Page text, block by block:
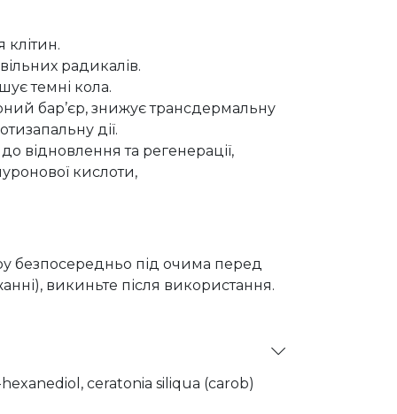
радикалів.
темні кола.
бар’єр, знижує трансдермальну
дії.
відновлення та регенерації,
кислоти,
безпосередньо під очима перед
викиньте після використання.
ceratonia siliqua (carob)